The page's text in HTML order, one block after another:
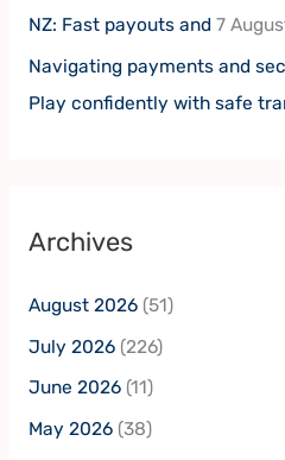
NZ: Fast payouts and 7
Navigating payments and
Play confidently with safe
Archives
August 2026(51)
July 2026(226)
June 2026(11)
May 2026(38)